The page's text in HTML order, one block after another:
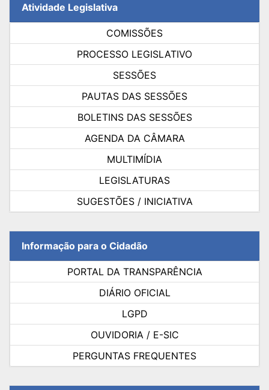
Atividade Legislativa
COMISSÕES
PROCESSO LEGISLATIVO
SESSÕES
PAUTAS DAS SESSÕES
BOLETINS DAS SESSÕES
AGENDA DA CÂMARA
MULTIMÍDIA
LEGISLATURAS
SUGESTÕES / INICIATIVA
Informação para o Cidadão
PORTAL DA TRANSPARÊNCIA
DIÁRIO OFICIAL
LGPD
OUVIDORIA / E-SIC
PERGUNTAS FREQUENTES